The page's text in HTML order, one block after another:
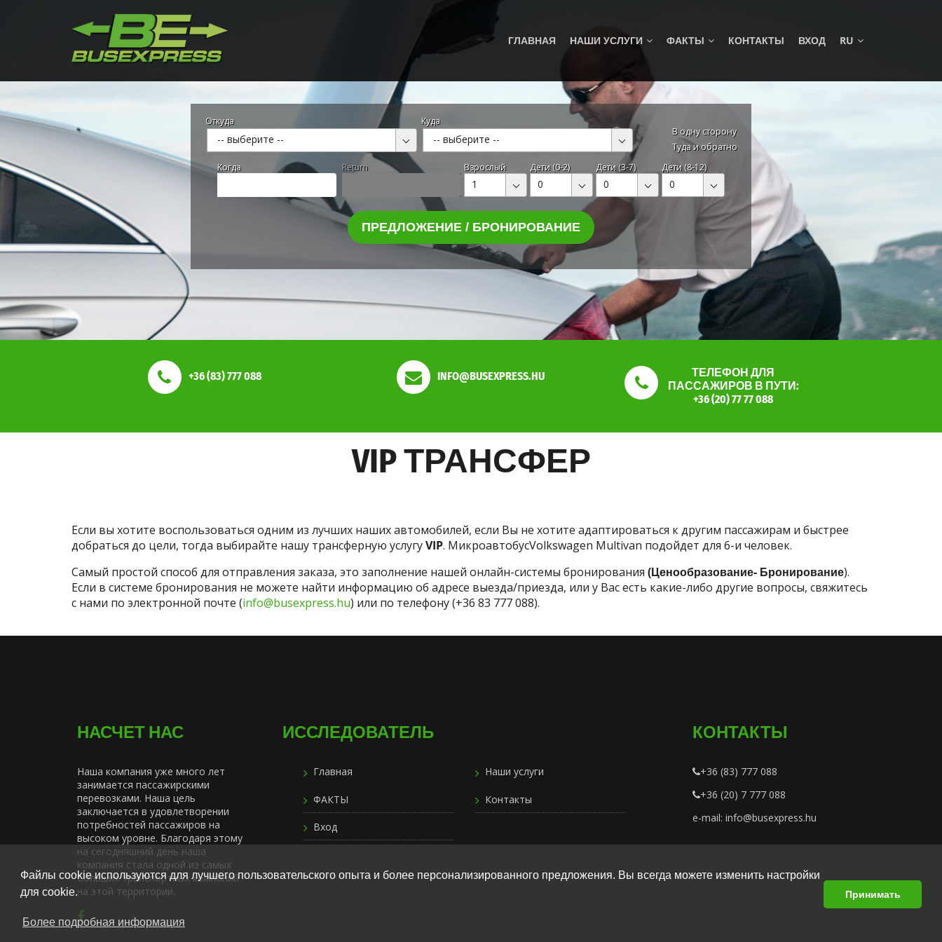
Файлы cookie используются для лучшего пользовательского опыта и более персонализированного предложения. Вы всегда можете изменить настройки
для cookie.
Более подробная информация
Принимать
ГЛАВНАЯ НАШИ УСЛУГИ ФАКТЫ КОНТАКТЫ ВХОД RU
Откуда
-- выберите --
Куда
-- выберите --
В одну сторону
Туда и обратно
Kогда
Return Взрослый
1
Дети (0-2)
0
Дети (3-7)
0
Дети (8-12)
0
ПРЕДЛОЖЕНИЕ / БРОНИРОВАНИЕ
+36 (83) 777 088 INFO@BUSEXPRESS.HU
ТЕЛЕФОН ДЛЯ
ПАССАЖИРОВ В ПУТИ:
+36 (20) 77 77 088
VIP ТРАНСФЕР
Если вы хотите воспользоваться одним из лучших наших автомобилей, если Вы не хотите адаптироваться к другим пассажирам и быстрее
добраться до цели, тогда выбирайте нашу трансферную услугуVIP. МикроавтобусVolkswagen Multivan подойдет для 6-и человек.
Самый простой способ для отправления заказа, это заполнение нашей онлайн-системы бронирования (Ценообразование- Бронирование).
Если в системе бронирования не можете найти информацию об адресе выезда/приезда, или у Вас есть какие-либо другие вопросы, свяжитесь
с нами по электронной почте (info@busexpress.hu) или по телефону (+36 83 777 088).
НАСЧЕТ НАС
Наша компания уже много лет
занимается пассажирскими
перевозками. Наша цель
заключается в удовлетворении
потребностей пассажиров на
высоком уровне. Благодаря этому
на сегодняшний день наша
компания стала одной из самых
больших транспортных компаний
на этой территории.
ИССЛЕДОВАТЕЛЬ
Главная Наши услуги
ФАКТЫ Контакты
Вход
КОНТАКТЫ
+36 (83) 777 088
+36 (20) 7 777 088
e-mail: info@busexpress.hu